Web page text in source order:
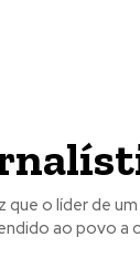
o líder de
ao povo a